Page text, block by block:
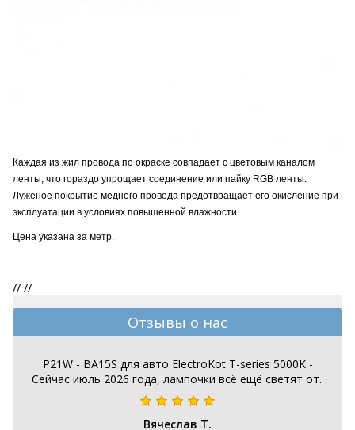
Каждая из жил провода по окраске совпадает с цветовым каналом
ленты, что гораздо упрощает соединение или пайку RGB ленты.
Луженое покрытие медного провода предотвращает его окисление при
эксплуатации в условиях повышенной влажности.
Цена указана за метр.
// //
Отзывы о нас
P21W - BA15S для авто ElectroKot T-series 5000K -
Сейчас июль 2026 года, лампочки всё ещё светят от..
Вячеслав Т.